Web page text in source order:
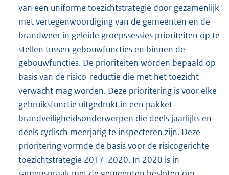
van een uniforme toezichtstrategie door gezamenlijk
met vertegenwoordiging van de gemeenten en de
brandweer in geleide groepssessies prioriteiten op te
stellen tussen gebouwfuncties en binnen de
gebouwfuncties. De prioriteiten worden bepaald op
basis van de risico-reductie die met het toezicht
verwacht mag worden. Deze prioritering is voor elke
gebruiksfunctie uitgedrukt in een pakket
brandveiligheidsonderwerpen die deels jaarlijks en
deels cyclisch meerjarig te inspecteren zijn. Deze
prioritering vormde de basis voor de risicogerichte
toezichtstrategie 2017-2020. In 2020 is in